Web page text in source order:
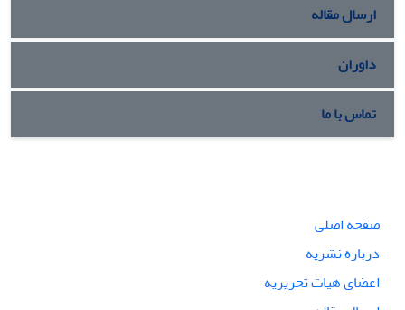
ارسال مقاله
داوران
تماس با ما
صفحه اصلی
درباره نشریه
اعضای هیات تحریریه